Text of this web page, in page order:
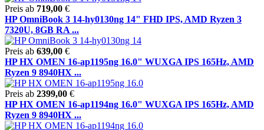
Preis ab 719,00 €
HP OmniBook 3 14-hy0130ng 14" FHD IPS, AMD Ryzen 3
7320U, 8GB RA ...
Preis ab 639,00 €
HP HX OMEN 16-ap1195ng 16.0" WUXGA IPS 165Hz, AMD
Ryzen 9 8940HX ...
Preis ab 2399,00 €
HP HX OMEN 16-ap1194ng 16.0" WUXGA IPS 165Hz, AMD
Ryzen 9 8940HX ...